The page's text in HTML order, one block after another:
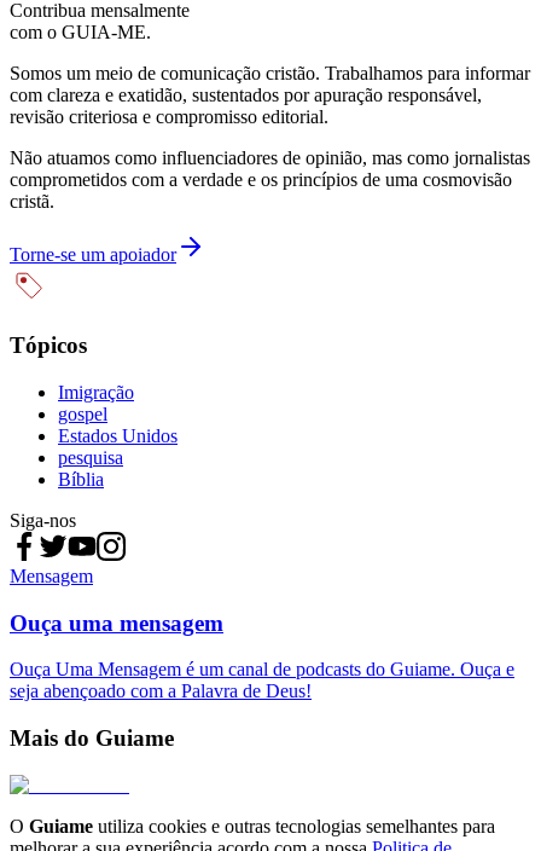
Contribua mensalmente
com o GUIA-ME.
Somos um meio de comunicação cristão. Trabalhamos para informar
com clareza e exatidão, sustentados por apuração responsável,
revisão criteriosa e compromisso editorial.
Não atuamos como influenciadores de opinião, mas como jornalistas
comprometidos com a verdade e os princípios de uma cosmovisão
cristã.
Torne-se um apoiador
Tópicos
Imigração
gospel
Estados Unidos
pesquisa
Bíblia
Siga-nos
Mensagem
Ouça uma mensagem
Ouça Uma Mensagem é um canal de podcasts do Guiame. Ouça e
seja abençoado com a Palavra de Deus!
Mais do Guiame
O Guiame utiliza cookies e outras tecnologias semelhantes para